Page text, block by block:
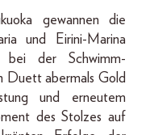
gewannen die
und Eirini-Marina
der Schwimm-
Duett abermals Gold
und erneutem
des Stolzes auf